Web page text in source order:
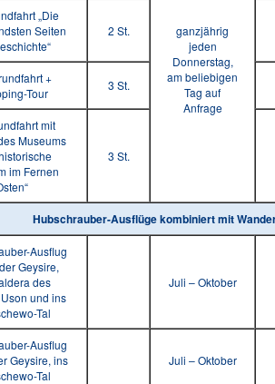
ganzjährig
jeden
Donnerstag,
am beliebigen
Tag auf
Anfrage
„Die
Seiten
2 St.
+
Tour
3 St.
mit
Museums
im Fernen
3 St.
Hubschrauber-Ausflüge kombiniert mit
Ausflug
Geysire,
des
und ins
Tal
Juli – Oktober
Ausflug
Geysire, ins
Tal
Juli – Oktober